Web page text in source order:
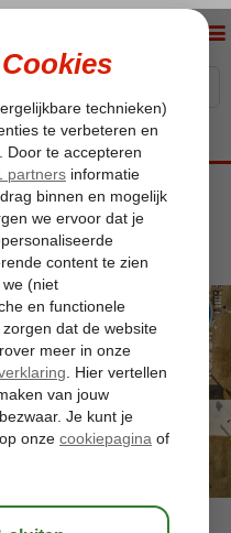
Valentine Resort & Spa
& Spa